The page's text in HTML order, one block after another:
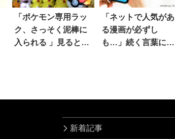
「ポケモン専用ラッ
ク、さっそく泥棒に
入られる 」見ると…
「ネットで人気があ
る漫画が必ずし
も…」続く言葉に共
新着記事